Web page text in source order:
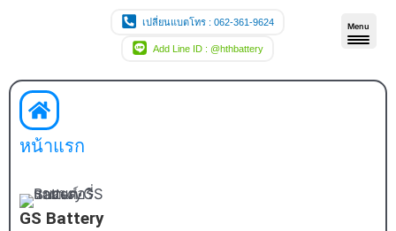
Menu
เปลี่ยนแบตโทร : 062-361-9624
Add Line ID : @hthbattery
หน้าแรก
GS Battery